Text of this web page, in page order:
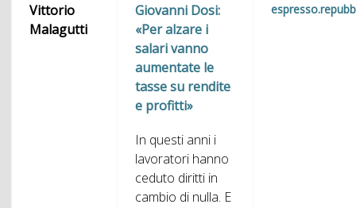
Vittorio
Malagutti
Giovanni Dosi:
«Per alzare i
salari vanno
aumentate le
tasse su rendite
e profitti»
In questi anni i
lavoratori hanno
ceduto diritti in
cambio di nulla. E